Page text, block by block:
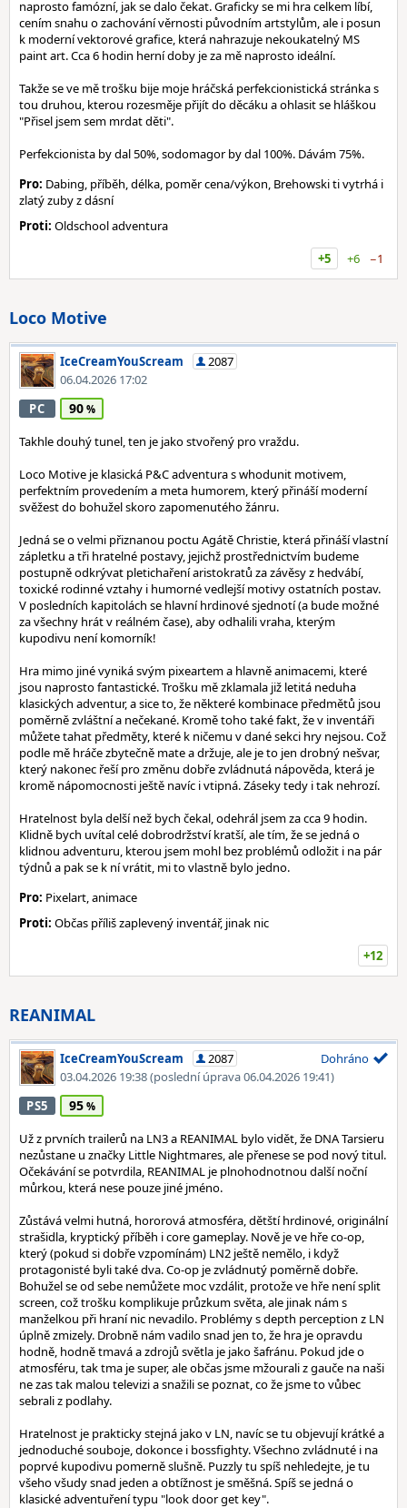
naprosto famózní, jak se dalo čekat. Graficky se mi hra celkem líbí,
cením snahu o zachování věrnosti původním artstylům, ale i posun
k moderní vektorové grafice, která nahrazuje nekoukatelný MS
paint art. Cca 6 hodin herní doby je za mě naprosto ideální.
Takže se ve mě trošku bije moje hráčská perfekcionistická stránka s
tou druhou, kterou rozesměje přijít do děcáku a ohlasit se hláškou
"Přisel jsem sem mrdat děti".
Perfekcionista by dal 50%, sodomagor by dal 100%. Dávám 75%.
Pro: Dabing, příběh, délka, poměr cena/výkon, Brehowski ti vytrhá i
zlatý zuby z dásní
Proti: Oldschool adventura
+5
+6 −1
Loco Motive
IceCreamYouScream
2087
06.04.2026 17:02
PC
90
Takhle douhý tunel, ten je jako stvořený pro vraždu.
Loco Motive je klasická P&C adventura s whodunit motivem,
perfektním provedením a meta humorem, který přináší moderní
svěžest do bohužel skoro zapomenutého žánru.
Jedná se o velmi přiznanou poctu Agátě Christie, která přináší vlastní
zápletku a tři hratelné postavy, jejichž prostřednictvím budeme
postupně odkrývat pletichaření aristokratů za závěsy z hedvábí,
toxické rodinné vztahy i humorné vedlejší motivy ostatních postav.
V posledních kapitolách se hlavní hrdinové sjednotí (a bude možné
za všechny hrát v reálném čase), aby odhalili vraha, kterým
kupodivu není komorník!
Hra mimo jiné vyniká svým pixeartem a hlavně animacemi, které
jsou naprosto fantastické. Trošku mě zklamala již letitá neduha
klasických adventur, a sice to, že některé kombinace předmětů jsou
poměrně zvláštní a nečekané. Kromě toho také fakt, že v inventáři
můžete tahat předměty, které k ničemu v dané sekci hry nejsou. Což
podle mě hráče zbytečně mate a držuje, ale je to jen drobný nešvar,
který nakonec řeší pro změnu dobře zvládnutá nápověda, která je
kromě nápomocnosti ještě navíc i vtipná. Záseky tedy i tak nehrozí.
Hratelnost byla delší než bych čekal, odehrál jsem za cca 9 hodin.
Klidně bych uvítal celé dobrodržství kratší, ale tím, že se jedná o
klidnou adventuru, kterou jsem mohl bez problémů odložit i na pár
týdnů a pak se k ní vrátit, mi to vlastně bylo jedno.
Pro: Pixelart, animace
Proti: Občas příliš zaplevený inventář, jinak nic
+12
REANIMAL
IceCreamYouScream
2087
03.04.2026 19:38(poslední úprava 06.04.2026 19:41)
Dohráno
PS5 95
Už z prvních trailerů na LN3 a REANIMAL bylo vidět, že DNA Tarsieru
nezůstane u značky Little Nightmares, ale přenese se pod nový titul.
Očekávání se potvrdila, REANIMAL je plnohodnotnou další noční
můrkou, která nese pouze jiné jméno.
Zůstává velmi hutná, hororová atmosféra, dětští hrdinové, originální
strašidla, kryptický příběh i core gameplay. Nově je ve hře co-op,
který (pokud si dobře vzpomínám) LN2 ještě nemělo, i když
protagonisté byli také dva. Co-op je zvládnutý poměrně dobře.
Bohužel se od sebe nemůžete moc vzdálit, protože ve hře není split
screen, což trošku komplikuje průzkum světa, ale jinak nám s
manželkou při hraní nic nevadilo. Problémy s depth perception z LN
úplně zmizely. Drobně nám vadilo snad jen to, že hra je opravdu
hodně, hodně tmavá a zdrojů světla je jako šafránu. Pokud jde o
atmosféru, tak tma je super, ale občas jsme mžourali z gauče na naši
ne zas tak malou televizi a snažili se poznat, co že jsme to vůbec
sebrali z podlahy.
Hratelnost je prakticky stejná jako v LN, navíc se tu objevují krátké a
jednoduché souboje, dokonce i bossfighty. Všechno zvládnuté i na
poprvé kupodivu pomerně slušně. Puzzly tu spíš nehledejte, je tu
všeho všudy snad jeden a obtížnost je směšná. Spíš se jedná o
klasické adventuření typu "look door get key".